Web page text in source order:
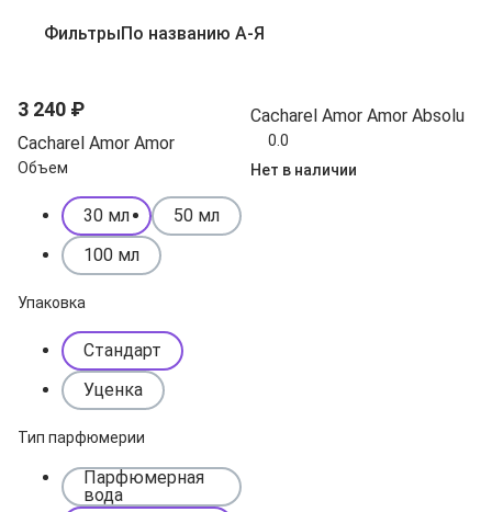
ФильтрыПо названию А-Я
3 240 ₽
Cacharel Amor Amor
Объем
30 мл
50 мл
100 мл
Упаковка
Стандарт
Уценка
Тип парфюмерии
Парфюмерная
вода
Cacharel Amor Amor Absolu
0.0
Нет в наличии